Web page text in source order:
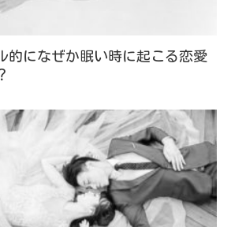
的になぜか眠い時に起こる恋愛